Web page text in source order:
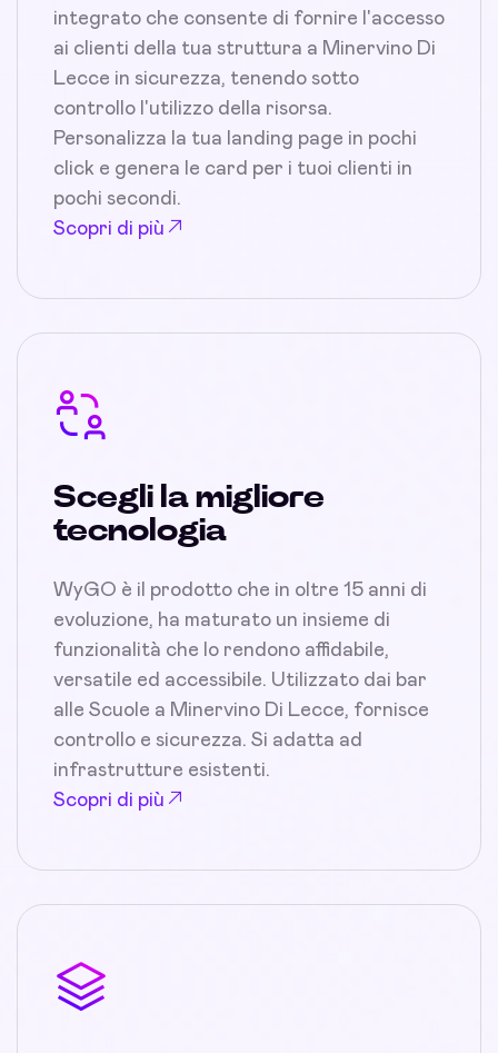
integrato che consente di fornire l'accesso
ai clienti della tua struttura a Minervino Di
Lecce in sicurezza, tenendo sotto
controllo l'utilizzo della risorsa.
Personalizza la tua landing page in pochi
click e genera le card per i tuoi clienti in
pochi secondi.
Scopri di più
Scegli la migliore
tecnologia
WyGO è il prodotto che in oltre 15 anni di
evoluzione, ha maturato un insieme di
funzionalità che lo rendono affidabile,
versatile ed accessibile. Utilizzato dai bar
alle Scuole a Minervino Di Lecce, fornisce
controllo e sicurezza. Si adatta ad
infrastrutture esistenti.
Scopri di più